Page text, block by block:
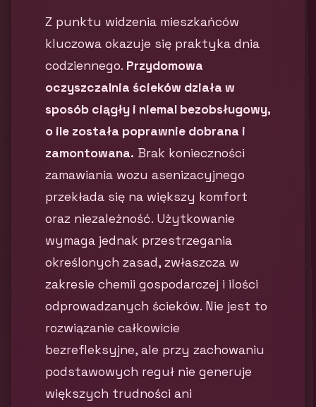
Z punktu widzenia mieszkańców
kluczowa okazuje się praktyka dnia
codziennego. Przydomowa
oczyszczalnia ścieków działa w
sposób ciągły i niemal bezobsługowy,
o ile została poprawnie dobrana i
zamontowana. Brak konieczności
zamawiania wozu asenizacyjnego
przekłada się na większy komfort
oraz niezależność. Użytkowanie
wymaga jednak przestrzegania
określonych zasad, zwłaszcza w
zakresie chemii gospodarczej i ilości
odprowadzanych ścieków. Nie jest to
rozwiązanie całkowicie
bezrefleksyjne, ale przy zachowaniu
podstawowych reguł nie generuje
większych trudności ani